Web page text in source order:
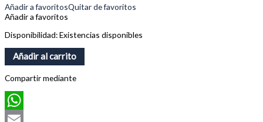
Añadir a favoritosQuitar de favoritos
Añadir a favoritos
Disponibilidad:Existencias disponibles
Añadir al carrito
Compartir mediante
WhatsApp